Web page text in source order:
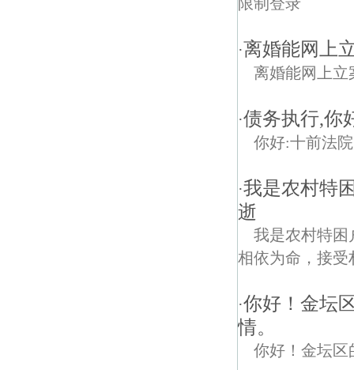
·离婚能网上
离婚能网上立
·债务执行,你
你好:十前法
·我是农村特
逝
我是农村特困
相依为命，接受
·你好！金坛
情。
你好！金坛区